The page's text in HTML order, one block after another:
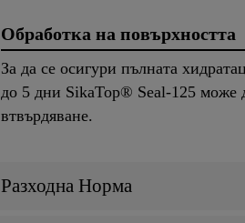
Обработка на повърхността
За да се осигури пълната
до 5 дни SikaTop® Seal-125 може
втвърдяване.
Разходна Норма